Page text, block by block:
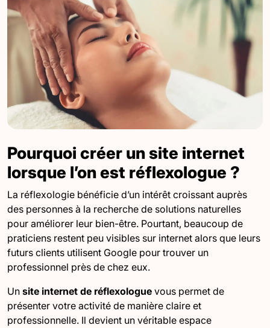
Pourquoi créer un site internet
lorsque l’on est réflexologue ?
La réflexologie bénéficie d’un intérêt croissant auprès
des personnes à la recherche de solutions naturelles
pour améliorer leur bien-être. Pourtant, beaucoup de
praticiens restent peu visibles sur internet alors que leurs
futurs clients utilisent Google pour trouver un
professionnel près de chez eux.
Un site internet de réflexologue vous permet de
présenter votre activité de manière claire et
professionnelle. Il devient un véritable espace